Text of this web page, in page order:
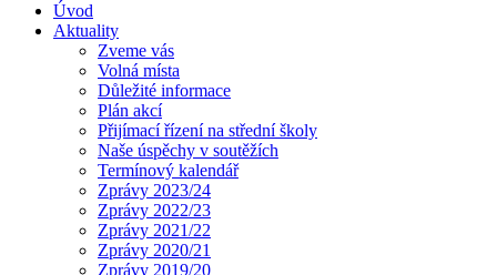
Úvod
Aktuality
Zveme vás
Volná místa
Důležité informace
Plán akcí
Přijímací řízení na střední školy
Naše úspěchy v soutěžích
Termínový kalendář
Zprávy 2023/24
Zprávy 2022/23
Zprávy 2021/22
Zprávy 2020/21
Zprávy 2019/20